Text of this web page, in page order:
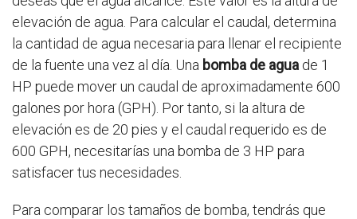
elevación de agua. Para calcular el caudal, determina
la cantidad de agua necesaria para llenar el recipiente
de la fuente una vez al día. Una bomba de agua de 1
HP puede mover un caudal de aproximadamente 600
galones por hora (GPH). Por tanto, si la altura de
elevación es de 20 pies y el caudal requerido es de
600 GPH, necesitarías una bomba de 3 HP para
satisfacer tus necesidades.
Para comparar los tamaños de bomba, tendrás que